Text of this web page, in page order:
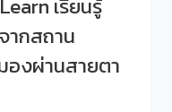
เรียนรู้
ากสถาน
องผ่านสายตา